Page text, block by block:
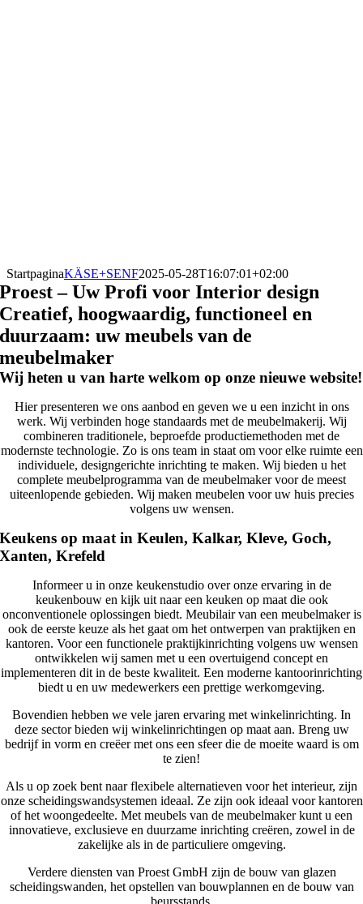
StartpaginaKÄSE+SENF2025-05-28T16:07:01+02:00
Proest – Uw Profi voor Interior design
Creatief, hoogwaardig, functioneel en
duurzaam: uw meubels van de
meubelmaker
Wij heten u van harte welkom op onze nieuwe website!
Hier presenteren we ons aanbod en geven we u een inzicht in ons
werk. Wij verbinden hoge standaards met de meubelmakerij. Wij
combineren traditionele, beproefde productiemethoden met de
modernste technologie. Zo is ons team in staat om voor elke ruimte een
individuele, designgerichte inrichting te maken. Wij bieden u het
complete meubelprogramma van de meubelmaker voor de meest
uiteenlopende gebieden. Wij maken meubelen voor uw huis precies
volgens uw wensen.
Keukens op maat in Keulen, Kalkar, Kleve, Goch,
Xanten, Krefeld
Informeer u in onze keukenstudio over onze ervaring in de
keukenbouw en kijk uit naar een keuken op maat die ook
onconventionele oplossingen biedt. Meubilair van een meubelmaker is
ook de eerste keuze als het gaat om het ontwerpen van praktijken en
kantoren. Voor een functionele praktijkinrichting volgens uw wensen
ontwikkelen wij samen met u een overtuigend concept en
implementeren dit in de beste kwaliteit. Een moderne kantoorinrichting
biedt u en uw medewerkers een prettige werkomgeving.
Bovendien hebben we vele jaren ervaring met winkelinrichting. In
deze sector bieden wij winkelinrichtingen op maat aan. Breng uw
bedrijf in vorm en creëer met ons een sfeer die de moeite waard is om
te zien!
Als u op zoek bent naar flexibele alternatieven voor het interieur, zijn
onze scheidingswandsystemen ideaal. Ze zijn ook ideaal voor kantoren
of het woongedeelte. Met meubels van de meubelmaker kunt u een
innovatieve, exclusieve en duurzame inrichting creëren, zowel in de
zakelijke als in de particuliere omgeving.
Verdere diensten van Proest GmbH zijn de bouw van glazen
scheidingswanden, het opstellen van bouwplannen en de bouw van
beursstands.